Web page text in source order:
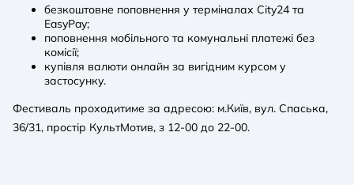
безкоштовне поповнення у терміналах City24 та
EasyPay;
поповнення мобільного та комунальні платежі без
комісії;
купівля валюти онлайн за вигідним курсом у
застосунку.
Фестиваль проходитиме за адресою: м.Київ, вул. Спаська,
36/31, простір КультМотив, з 12-00 до 22-00.